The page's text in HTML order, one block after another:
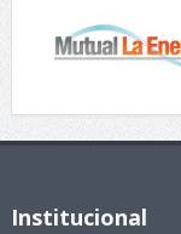
Institucional